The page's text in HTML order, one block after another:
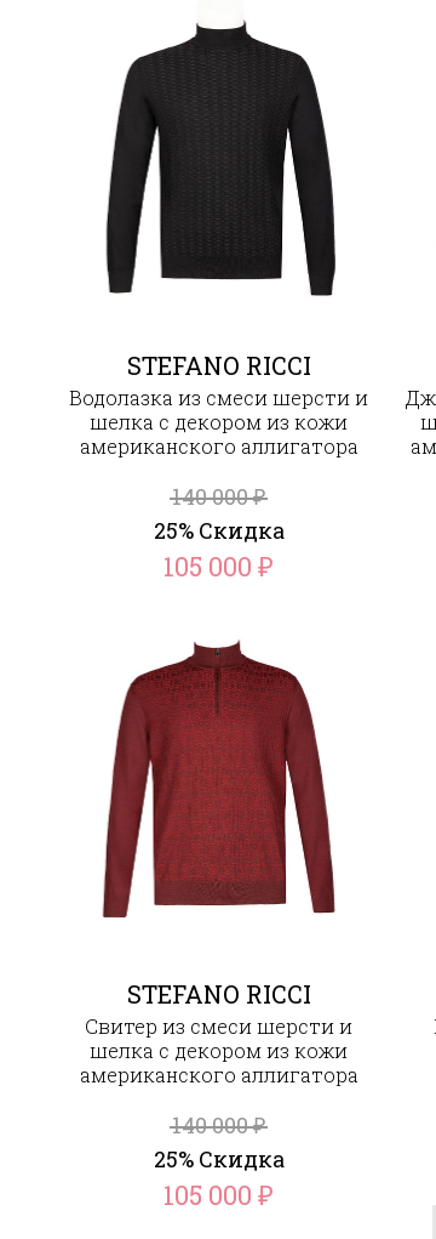
STEFANO RICCI
Водолазка из смеси шерсти и
шелка с декором из кожи
американского аллигатора
140 000₽
25% Скидка
105 000₽
STEFANO RICCI
Свитер из смеси шерсти и
шелка с декором из кожи
американского аллигатора
140 000₽
25% Скидка
105 000₽